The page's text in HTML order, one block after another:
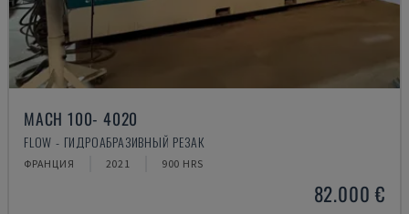
MACH 100- 4020
FLOW - ГИДРОАБРАЗИВНЫЙ РЕЗАК
ФРАНЦИЯ 2021 900 HRS
82.000 €